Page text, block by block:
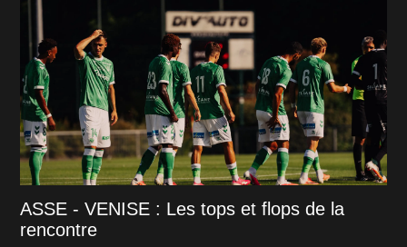
ASSE - VENISE : Les tops et flops de la
rencontre